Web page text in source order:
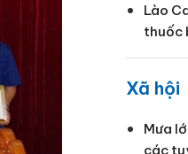
Lào
thuốc
Xã hội
Mưa
các